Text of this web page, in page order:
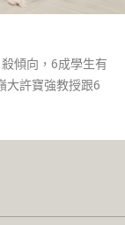
傾向，6成學生有
大許寶強教授跟6